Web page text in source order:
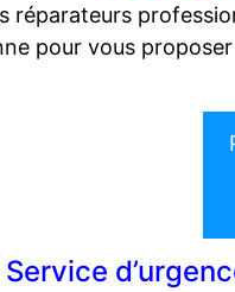
réparateurs
pour vous
Service